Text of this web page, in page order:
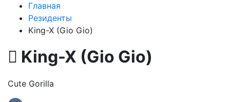
Главная
Резиденты
King-X (Gio Gio)
King-X (Gio Gio)
Cute Gorilla